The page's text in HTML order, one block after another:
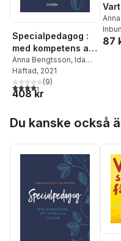
Specialpedagog :
med kompetens att
utveckla skolan
Anna Bengtsson, Ida
Necovski
Häftad, 2021
4,3utav 5 stjärnor. Totalt antal
(9)
408 kr
87
Du kanske också